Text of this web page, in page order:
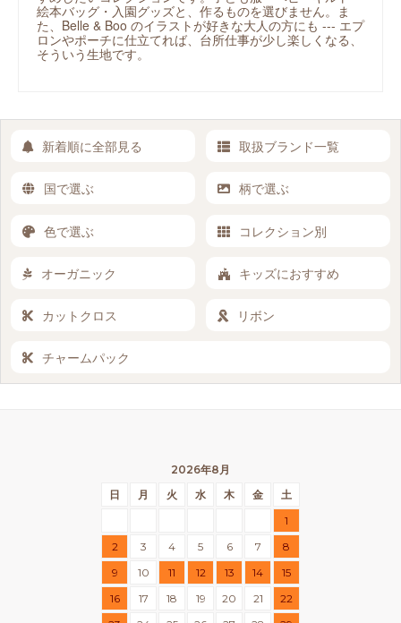
絵本バッグ・入園グッズと、作るものを選びません。ま
た、Belle & Boo のイラストが好きな大人の方にも --- エプ
ロンやポーチに仕立てれば、台所仕事が少し楽しくなる、
そういう生地です。
新着順に全部見る 取扱ブランド一覧
国で選ぶ 柄で選ぶ
色で選ぶ コレクション別
オーガニック キッズにおすすめ
カットクロス リボン
チャームパック
2026年8月
日
月 火 水 木 金
土
1
2
3 4 5 6 7
8
9
10 11 12 13 14
15
16
17 18 19 20 21
22